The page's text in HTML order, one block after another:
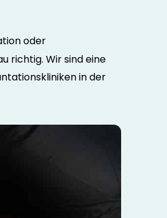
oder
richtig. Wir sind eine
in der